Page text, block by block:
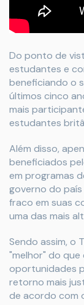
Do ponto de
estudantes e
beneficiando o
últimos cinco
mais
estudantes
Além disso,
beneficiados
em programas
governo do
fraco em suas
uma das mais
Sendo assim, o
"melhor" do que
oportunidades
retorno mais
de acordo com